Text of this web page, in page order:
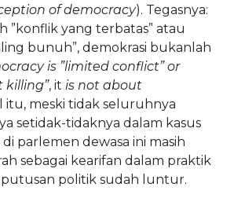
of democracy). Tegasnya:
”konflik yang terbatas” atau
bunuh”, demokrasi bukanlah
is ”limited conflict” or
killing”, it is not about
itu, meski tidak seluruhnya
setidak-tidaknya dalam kasus
parlemen dewasa ini masih
sebagai kearifan dalam praktik
politik sudah luntur.